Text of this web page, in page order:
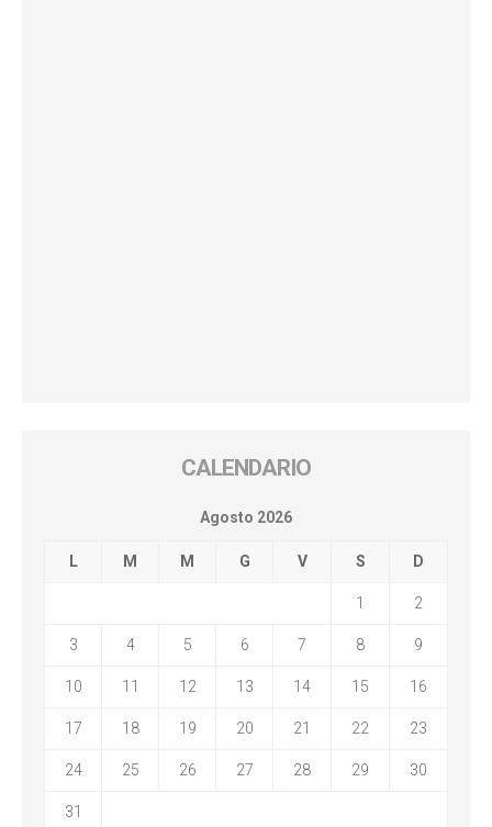
CALENDARIO
Agosto 2026
L M M G V S D
1 2
3 4 5 6 7 8 9
10 11 12 13 14 15 16
17 18 19 20 21 22 23
24 25 26 27 28 29 30
31